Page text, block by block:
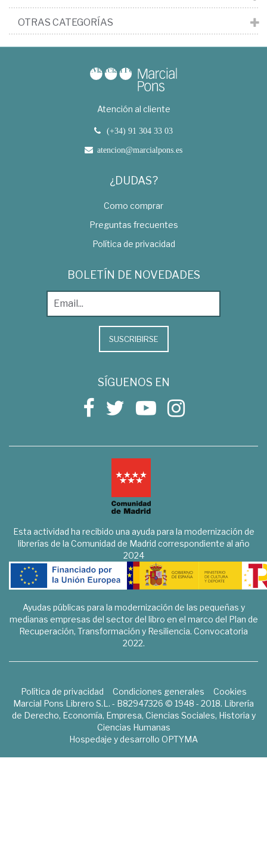
OTRAS CATEGORÍAS
Atención al cliente
(+34) 91 304 33 03
atencion@marcialpons.es
¿DUDAS?
Como comprar
Preguntas frecuentes
Política de privacidad
BOLETÍN DE NOVEDADES
SUSCRIBIRSE
SÍGUENOS EN
Esta actividad ha recibido una ayuda para la modernización de
librerías de la Comunidad de Madrid correspondiente al año
2024
Ayudas públicas para la modernización de las pequeñas y
medianas empresas del sector del libro en el marco del Plan de
Recuperación, Transformación y Resiliencia. Convocatoria
2022.
Política de privacidad Condiciones generales
Cookies
Marcial Pons Librero S.L. - B82947326 © 1948 - 2018. Librería
de Derecho, Economía, Empresa, Ciencias Sociales, Historia y
Ciencias Humanas
Hospedaje y desarrollo OPTYMA